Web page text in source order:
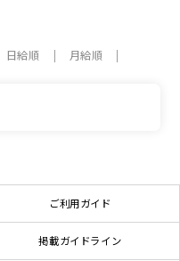
日給順 月給順
ご利用ガイド
掲載ガイドライン